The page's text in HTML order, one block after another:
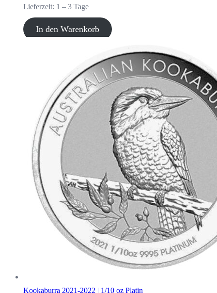
Lieferzeit: 1 – 3 Tage
In den Warenkorb
Kookaburra 2021-2022 | 1/10 oz Platin